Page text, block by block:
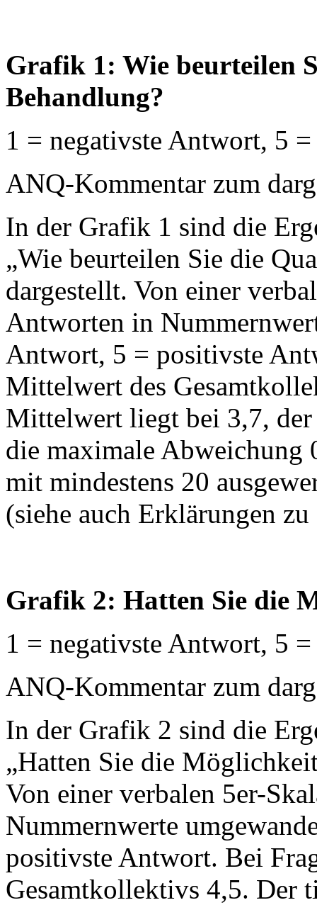
Grafik 1: Wie beurteilen
Behandlung?
1 = negativste Antwort, 5
ANQ-Kommentar zum
In der Grafik 1 sind die
„Wie beurteilen Sie die
dargestellt. Von einer
Antworten in
Antwort, 5 = positivste
Mittelwert des
Mittelwert liegt bei 3,7,
die maximale
mit mindestens 20
(siehe auch Erklärungen
Grafik 2: Hatten Sie die
1 = negativste Antwort, 5
ANQ-Kommentar zum
In der Grafik 2 sind die
„Hatten Sie die
Von einer verbalen 5er-
Nummernwerte
positivste Antwort. Bei
Gesamtkollektivs 4,5. Der